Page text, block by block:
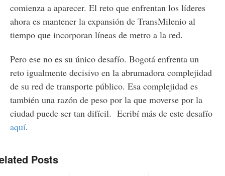
comienza a aparecer. El reto que enfrentan los líderes
ahora es mantener la expansión de TransMilenio al
tiempo que incorporan líneas de metro a la red.
Pero ese no es su único desafío. Bogotá enfrenta un
reto igualmente decisivo en la abrumadora complejidad
de su red de transporte público. Esa complejidad es
también una razón de peso por la que moverse por la
ciudad puede ser tan difícil. Ecribí más de este desafío
aquí.
Posts